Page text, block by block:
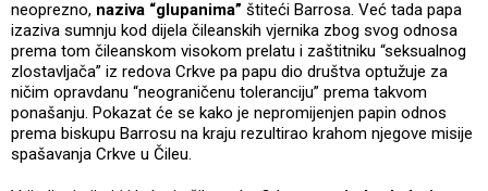
neoprezno, naziva “glupanima” štiteći Barrosa. Već tada papa
izaziva sumnju kod dijela čileanskih vjernika zbog svog odnosa
prema tom čileanskom visokom prelatu i zaštitniku “seksualnog
zlostavljača” iz redova Crkve pa papu dio društva optužuje za
ničim opravdanu “neograničenu toleranciju” prema takvom
ponašanju. Pokazat će se kako je nepromijenjen papin odnos
prema biskupu Barrosu na kraju rezultirao krahom njegove misije
spašavanja Crkve u Čileu.